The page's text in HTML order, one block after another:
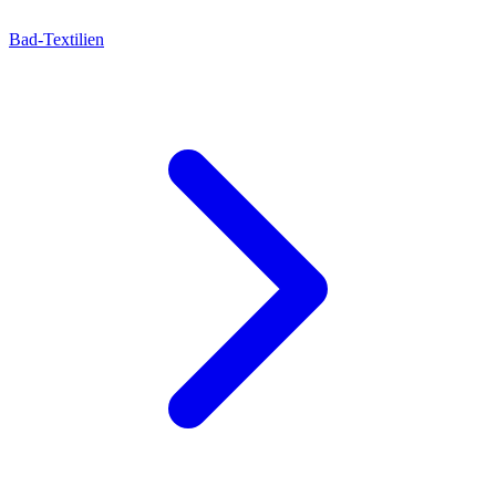
Bad-Textilien